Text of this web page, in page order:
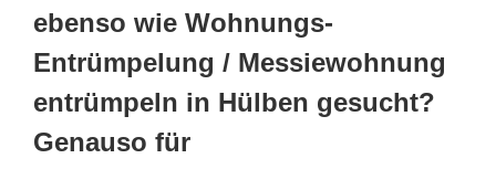
ebenso wie Wohnungs-
Entrümpelung / Messiewohnung
entrümpeln in Hülben gesucht?
Genauso für